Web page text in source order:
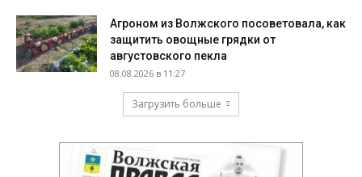
Агроном из Волжского посоветовала, как
защитить овощные грядки от
августовского пекла
08.08.2026 в 11:27
Загрузить больше